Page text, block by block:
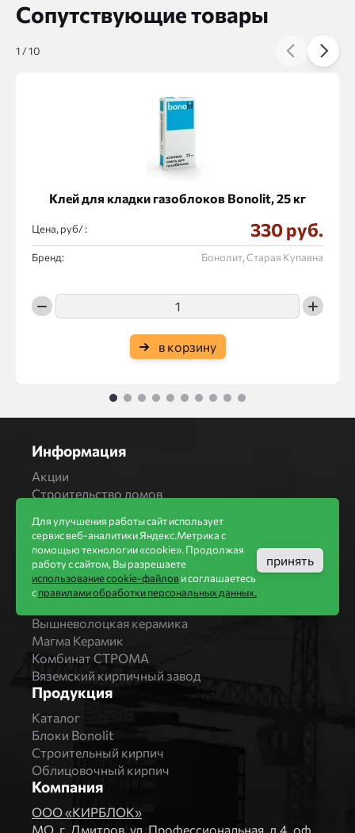
Сопутствующие товары
Клей для кладки газоблоков Bonolit, 25 кг
Цена, руб/ : 330 руб.
Бренд: Бонолит, Старая Купавна
в корзину
1 /10
1 2 3 4 5 6 7 8 9 10
Информация
Акции
Строительство домов
Статьи
Производители
Бренды
Bonolit
Вышневолоцкая керамика
Магма Керамик
Комбинат СТРОМА
Вяземский кирпичный завод
Продукция
Каталог
Блоки Bonolit
Строительный кирпич
Облицовочный кирпич
Компания
ООО «КИРБЛОК»
МO, г. Дмитров, ул. Профессиональная, д.4, оф.
Для улучшения работы сайт использует
сервис веб-аналитики Яндекс.Метрика с
помощью технологии «cookie». Продолжая
работу с сайтом, Вы разрешаете
использование cookie-файлови соглашаетесь
справилами обработки персональных данных.
принять